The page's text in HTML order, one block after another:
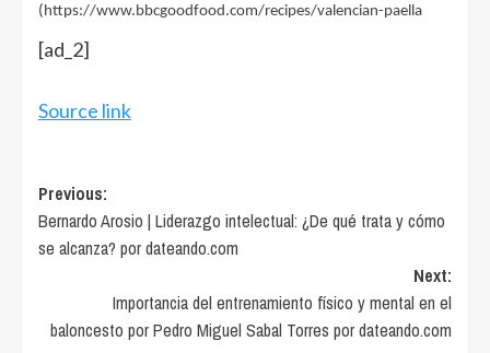
(https://www.bbcgoodfood.com/recipes/valencian-paella
[ad_2]
Source link
Post
navigation
Previous:
Bernardo Arosio | Liderazgo intelectual: ¿De qué trata y cómo
se alcanza? por dateando.com
Next:
Importancia del entrenamiento físico y mental en el
baloncesto por Pedro Miguel Sabal Torres por dateando.com